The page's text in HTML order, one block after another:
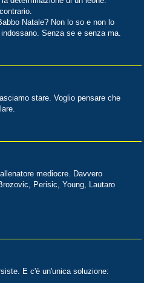
Natale? Non lo so e non lo
Senza se e senza ma.
stare. Voglio pensare che
mediocre. Davvero
Perisic, Young, Lautaro
E c'è un'unica soluzione: